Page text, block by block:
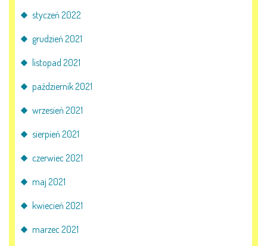
styczeń 2022
grudzień 2021
listopad 2021
październik 2021
wrzesień 2021
sierpień 2021
czerwiec 2021
maj 2021
kwiecień 2021
marzec 2021